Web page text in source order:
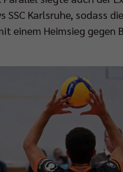
SSC Karlsruhe, sodass
einem Heimsieg